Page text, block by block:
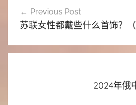
航
Previous Post
苏联女性都戴些什么首饰？（
2024年俄